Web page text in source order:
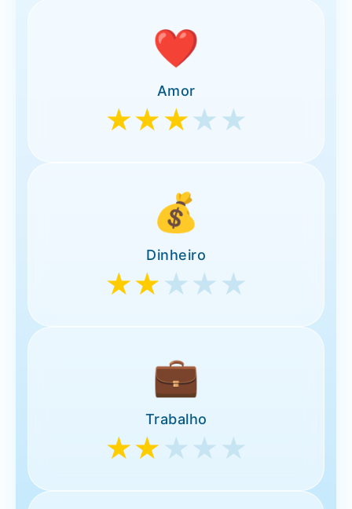
❤️
Amor
★★★★★
💰
Dinheiro
★★ ★★★
💼
Trabalho
★★ ★★★